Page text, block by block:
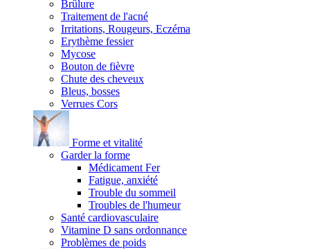
Brûlure
Traitement de l'acné
Irritations, Rougeurs, Eczéma
Erythème fessier
Mycose
Bouton de fièvre
Chute des cheveux
Bleus, bosses
Verrues Cors
Forme et vitalité
Garder la forme
Médicament Fer
Fatigue, anxiété
Trouble du sommeil
Troubles de l'humeur
Santé cardiovasculaire
Vitamine D sans ordonnance
Problèmes de poids